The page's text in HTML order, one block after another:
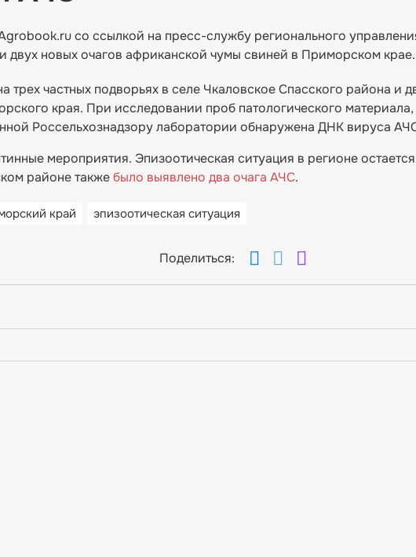
со ссылкой на пресс-службу регионального
двух новых очагов африканской чумы свиней в Приморском крае.
частных подворьях в селе Чкаловское Спасского района и
края. При исследовании проб патологического
Россельхознадзору лаборатории обнаружена ДНК вируса
мероприятия. Эпизоотическая ситуация в регионе
районе такжебыло выявлено два очага АЧС.
край эпизоотическая ситуация
Поделиться: